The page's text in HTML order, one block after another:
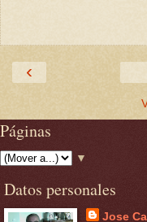
‹
Páginas
▼
Datos personales
Jose